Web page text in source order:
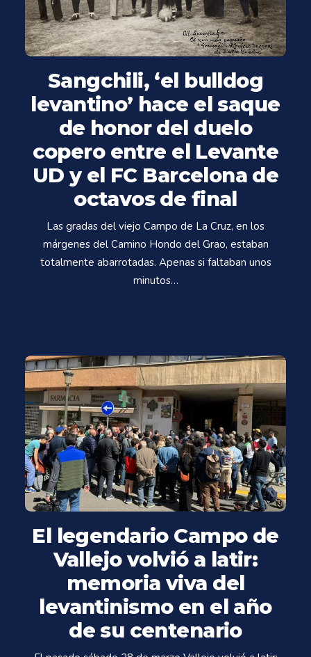
Sangchili, ‘el bulldog
levantino’ hace el saque
de honor del duelo
copero entre el Levante
UD y el FC Barcelona de
octavos de final
Las gradas del viejo Campo de La Cruz, en los
márgenes del Camino Hondo del Grao, estaban
totalmente abarrotadas. Apenas si faltaban unos
minutos…
El legendario Campo de
Vallejo volvió a latir:
memoria viva del
levantinismo en el año
de su centenario